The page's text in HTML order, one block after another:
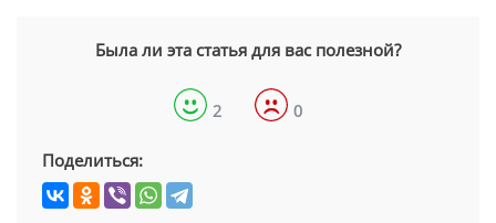
Была ли эта статья для вас полезной?
2 0
Поделиться: